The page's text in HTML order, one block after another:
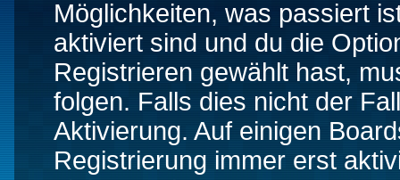
Möglichkeiten, was passiert
aktiviert sind und du die
Registrieren gewählt hast,
folgen. Falls dies nicht der
Aktivierung. Auf einigen
Registrierung immer erst